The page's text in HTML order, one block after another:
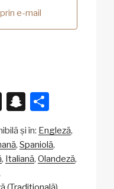
e-mail
X
S
a
p
ta
je
și în: Engleză
Spaniolă
Italiană Olandeză